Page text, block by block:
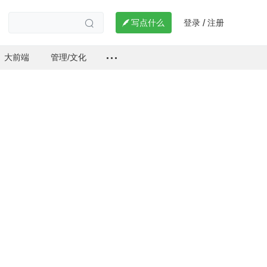
  写点什么 登录 / 注册
大前端 管理/文化